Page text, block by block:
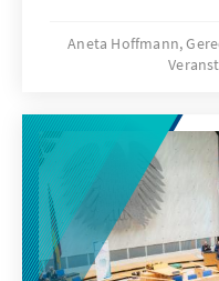
Aneta Hoffmann,